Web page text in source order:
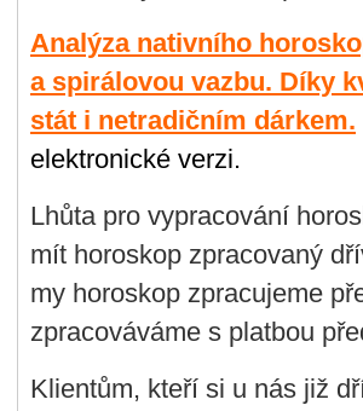
Analýza nativního
a spirálovou vazbu. Díky
stát i netradičním dárkem.
elektronické verzi.
Lhůta pro vypracování
mít horoskop zpracovaný
my horoskop zpracujeme
zpracováváme s platbou
Klientům, kteří si u nás již